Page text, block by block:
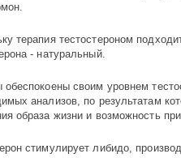
терапия тестостероном
- натуральный.
обеспокоены своим уровнем
анализов, по результатам
образа жизни и возможность
стимулирует либидо,